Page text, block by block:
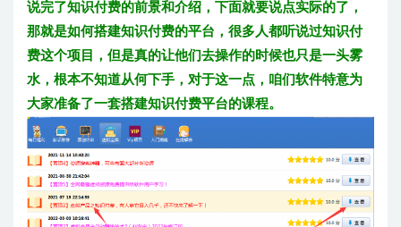
说完了知识付费的前景和介绍，下面就要说点实际的了，
那就是如何搭建知识付费的平台，很多人都听说过知识付
费这个项目，但是真的让他们去操作的时候也只是一头雾
水，根本不知道从何下手，对于这一点，咱们软件特意为
大家准备了一套搭建知识付费平台的课程。